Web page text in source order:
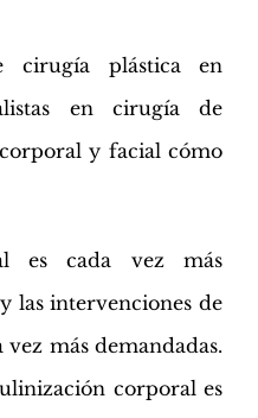
cirugía plástica en
en cirugía de
y facial cómo
es cada vez más
las intervenciones de
más demandadas.
corporal es